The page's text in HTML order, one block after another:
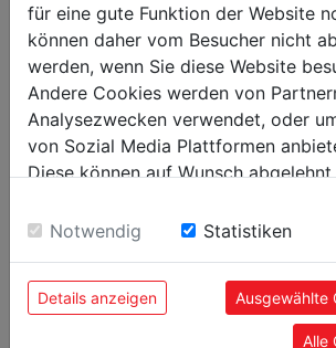
packaging
packaging height in mm
packaging width in mm
packaging length in mm
für eine gute Funktion der Website
können daher vom Besucher nicht
werden, wenn Sie diese Website
Andere Cookies werden von
Analysezwecken verwendet, oder
von Sozial Media Plattformen
Diese können auf Wunsch
Einwilligung zu unseren Cookies.
Notwendig Statistiken
Details anzeigen Ausgewählte
Alle